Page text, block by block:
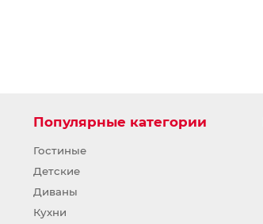
Популярные категории
Гостиные
Детские
Диваны
Кухни